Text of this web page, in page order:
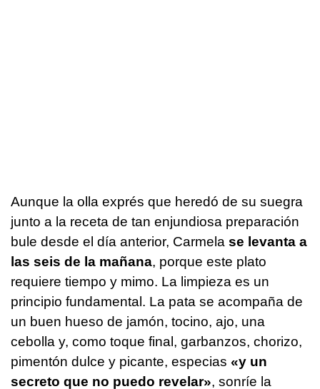
Aunque la olla exprés que heredó de su suegra
junto a la receta de tan enjundiosa preparación
bule desde el día anterior, Carmela se levanta a
las seis de la mañana, porque este plato
requiere tiempo y mimo. La limpieza es un
principio fundamental. La pata se acompaña de
un buen hueso de jamón, tocino, ajo, una
cebolla y, como toque final, garbanzos, chorizo,
pimentón dulce y picante, especias «y un
secreto que no puedo revelar», sonríe la